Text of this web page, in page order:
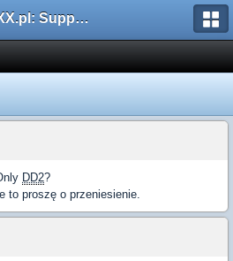
AMXX.pl: Support AMX Mod X i SourceMod
DD2?
to proszę o przeniesienie.